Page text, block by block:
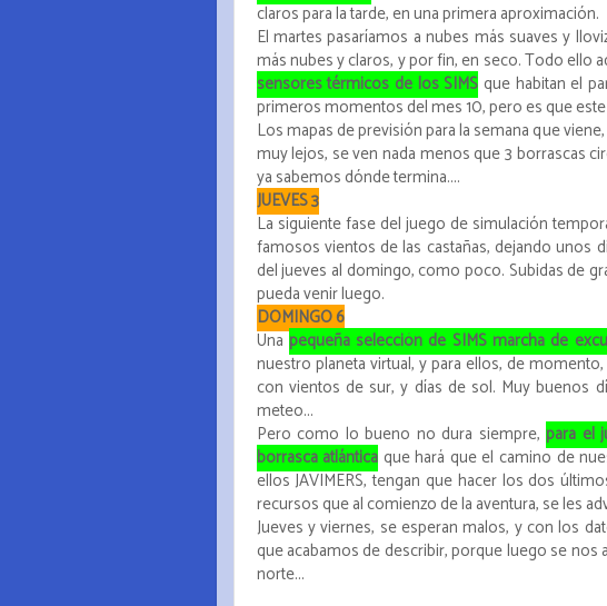
claros para la tarde, en una primera aproximación.
El martes pasaríamos a nubes más suaves y
más nubes y claros, y por fin, en seco. Todo ello
sensores térmicos de los SIMS que habitan el
primeros momentos del mes 10, pero es que
Los mapas de previsión para la semana que
muy lejos, se ven nada menos que 3 borrascas
ya sabemos dónde termina....
JUEVES 3
La siguiente fase del juego de simulación
famosos vientos de las castañas, dejando unos
del jueves al domingo, como poco. Subidas de
pueda venir luego.
DOMINGO 6
Una pequeña selección de SIMS marcha de
nuestro planeta virtual, y para ellos, de
con vientos de sur, y días de sol. Muy buenos
meteo...
Pero como lo bueno no dura siempre, para el
borrasca atlántica que hará que el camino de
ellos JAVIMERS, tengan que hacer los dos
recursos que al comienzo de la aventura, se les
Jueves y viernes, se esperan malos, y con los
que acabamos de describir, porque luego se nos
norte...